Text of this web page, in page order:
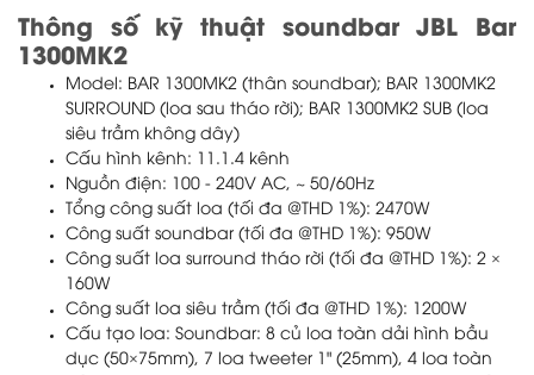
Thông số kỹ thuật soundbar JBL Bar
1300MK2
Model: BAR 1300MK2 (thân soundbar); BAR 1300MK2
SURROUND (loa sau tháo rời); BAR 1300MK2 SUB (loa
siêu trầm không dây)
Cấu hình kênh: 11.1.4 kênh
Nguồn điện: 100 - 240V AC, ~ 50/60Hz
Tổng công suất loa (tối đa @THD 1%): 2470W
Công suất soundbar (tối đa @THD 1%): 950W
Công suất loa surround tháo rời (tối đa @THD 1%): 2 ×
160W
Công suất loa siêu trầm (tối đa @THD 1%): 1200W
Cấu tạo loa: Soundbar: 8 củ loa toàn dải hình bầu
dục (50×75mm), 7 loa tweeter 1" (25mm), 4 loa toàn